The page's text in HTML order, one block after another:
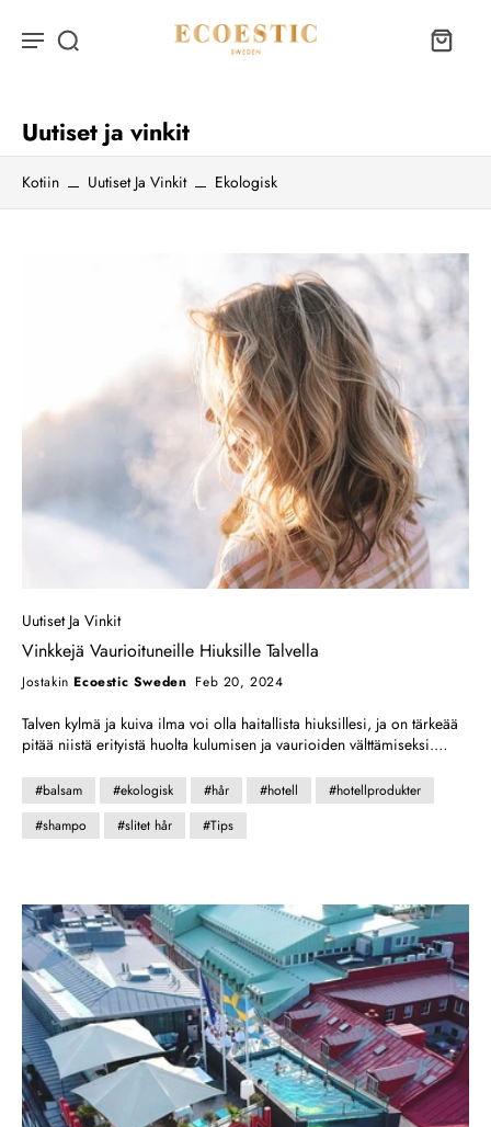
Uutiset ja vinkit
Kotiin Uutiset Ja Vinkit Ekologisk
Uutiset Ja Vinkit
Vinkkejä Vaurioituneille Hiuksille Talvella
JostakinEcoestic Sweden Feb 20, 2024
Talven kylmä ja kuiva ilma voi olla haitallista hiuksillesi, ja on tärkeää
pitää niistä erityistä huolta kulumisen ja vaurioiden välttämiseksi.
hoitoon talvikuukausina:
#balsam #ekologisk #hår #hotell
#hotellprodukter
#shampo
#slitet hår #Tips